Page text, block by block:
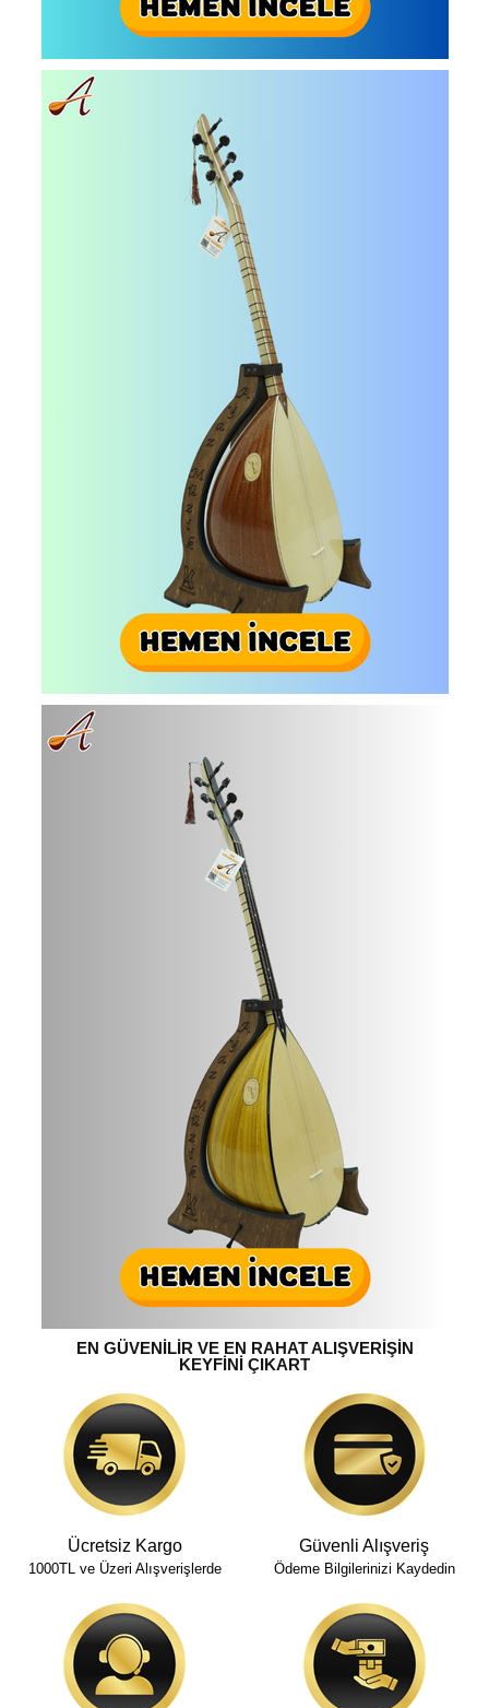
EN GÜVENİLİR VE EN RAHAT ALIŞVERİŞİN
KEYFİNİ ÇIKART
Ücretsiz Kargo
1000TL ve Üzeri Alışverişlerde
Güvenli Alışveriş
Ödeme Bilgilerinizi Kaydedin